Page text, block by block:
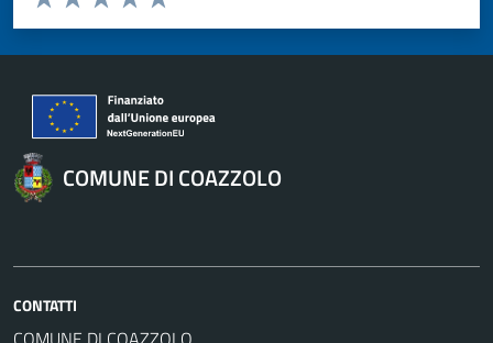
Valuta 5 stelle su 5
Valuta 4 stelle su 5
Valuta 3 stelle su 5
Valuta 2 stelle su 5
Valuta 1 stelle su 5
COMUNE DI COAZZOLO
CONTATTI